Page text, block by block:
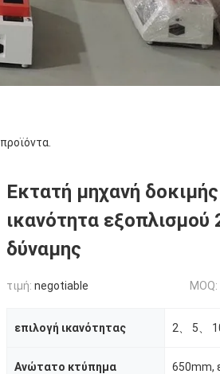
προϊόντα.
Εκτατή μηχανή
ικανότητα εξοπλισμού
δύναμης
τιμή: negotiable MOQ:
επιλογή ικανότητας 2、 5、
Ανώτατο κτύπημα